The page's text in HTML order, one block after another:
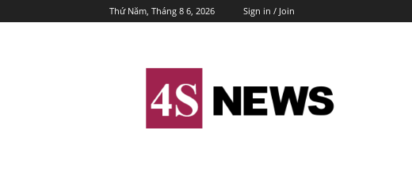
Thứ Năm, Tháng 8 6, 2026 Sign in / Join